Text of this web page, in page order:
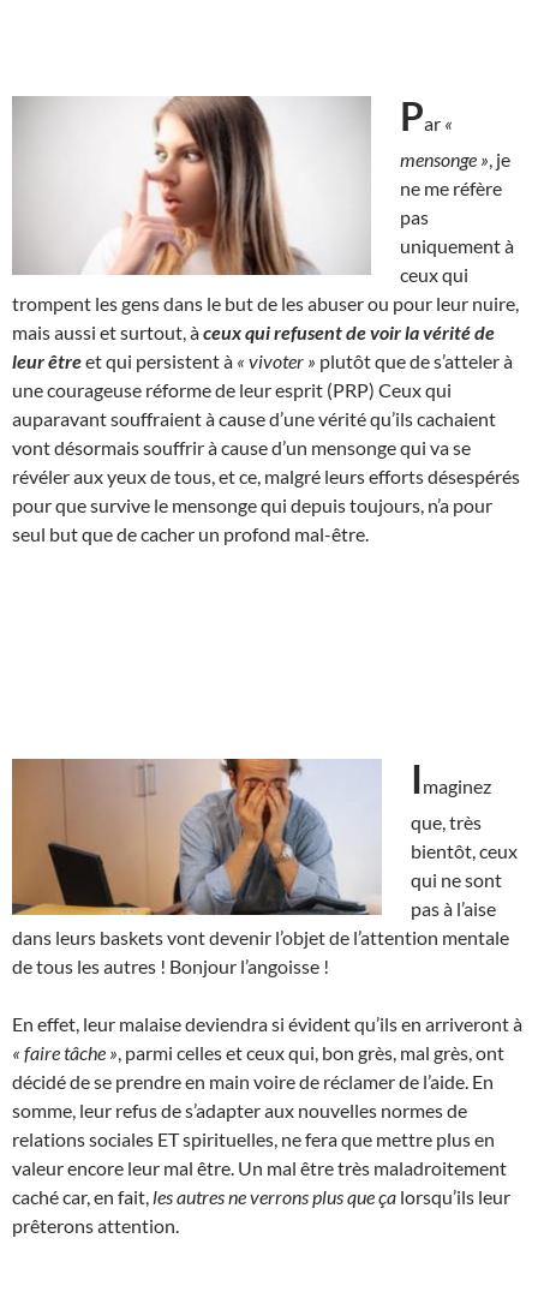
Par «
mensonge » , je
ne me réfère
pas
uniquement à
ceux qui
trompent les gens dans le but de les abuser ou pour leur nuire,
mais aussi et surtout, àceux qui refusent de voir la vérité de
leur êtreet qui persistent à « vivoter » plutôt que de s’atteler à
une courageuse réforme de leur esprit (PRP) Ceux qui
auparavant souffraient à cause d’une vérité qu’ils cachaient
vont désormais souffrir à cause d’un mensonge qui va se
révéler aux yeux de tous, et ce, malgré leurs efforts désespérés
pour que survive le mensonge qui depuis toujours, n’a pour
seul but que de cacher un profond mal-être.
Imaginez
que, très
bientôt, ceux
qui ne sont
pas à l’aise
dans leurs baskets vont devenir l’objet de l’attention mentale
de tous les autres ! Bonjour l’angoisse !
En effet, leur malaise deviendra si évident qu’ils en arriveront à
« faire tâche » , parmi celles et ceux qui, bon grès, mal grès, ont
décidé de se prendre en main voire de réclamer de l’aide. En
somme, leur refus de s’adapter aux nouvelles normes de
relations sociales ET spirituelles, ne fera que mettre plus en
valeur encore leur mal être. Un mal être très maladroitement
caché car, en fait, les autres ne verrons plus que ça lorsqu’ils leur
prêterons attention.